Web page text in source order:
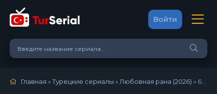
Войти
Главная »Турецкие сериалы » Любовная рана (2026) » 66 серия